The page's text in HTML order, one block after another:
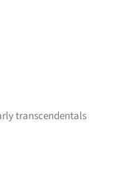
transcendentals